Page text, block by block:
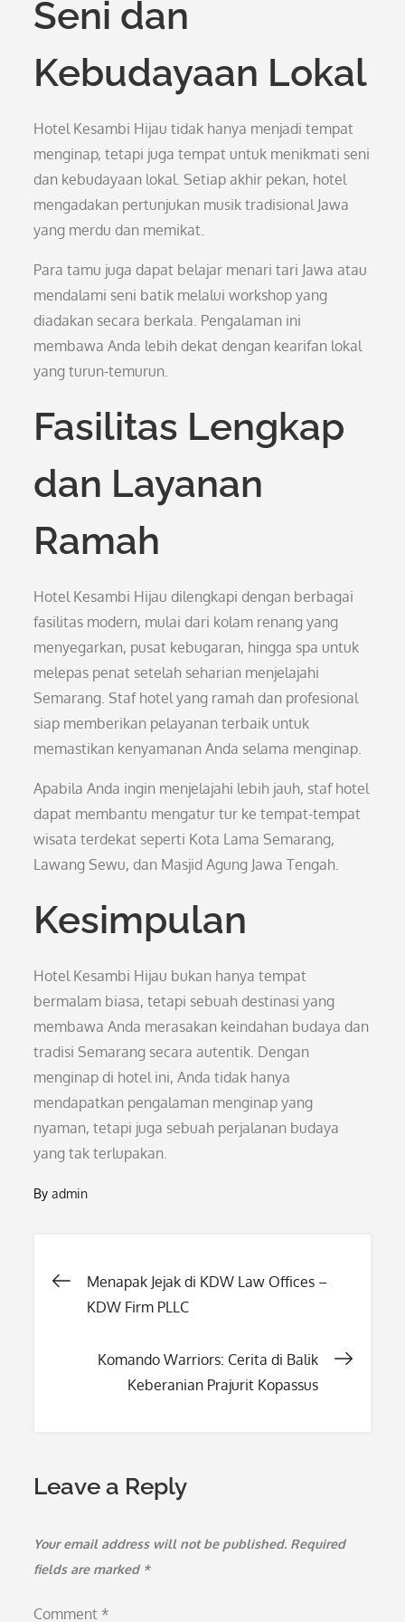
Seni dan
Kebudayaan Lokal
Hotel Kesambi Hijau tidak hanya menjadi tempat
menginap, tetapi juga tempat untuk menikmati seni
dan kebudayaan lokal. Setiap akhir pekan, hotel
mengadakan pertunjukan musik tradisional Jawa
yang merdu dan memikat.
Para tamu juga dapat belajar menari tari Jawa atau
mendalami seni batik melalui workshop yang
diadakan secara berkala. Pengalaman ini
membawa Anda lebih dekat dengan kearifan lokal
yang turun-temurun.
Fasilitas Lengkap
dan Layanan
Ramah
Hotel Kesambi Hijau dilengkapi dengan berbagai
fasilitas modern, mulai dari kolam renang yang
menyegarkan, pusat kebugaran, hingga spa untuk
melepas penat setelah seharian menjelajahi
Semarang. Staf hotel yang ramah dan profesional
siap memberikan pelayanan terbaik untuk
memastikan kenyamanan Anda selama menginap.
Apabila Anda ingin menjelajahi lebih jauh, staf hotel
dapat membantu mengatur tur ke tempat-tempat
wisata terdekat seperti Kota Lama Semarang,
Lawang Sewu, dan Masjid Agung Jawa Tengah.
Kesimpulan
Hotel Kesambi Hijau bukan hanya tempat
bermalam biasa, tetapi sebuah destinasi yang
membawa Anda merasakan keindahan budaya dan
tradisi Semarang secara autentik. Dengan
menginap di hotel ini, Anda tidak hanya
mendapatkan pengalaman menginap yang
nyaman, tetapi juga sebuah perjalanan budaya
yang tak terlupakan.
Byadmin
Post
Menapak Jejak di KDW Law Offices –
KDW Firm PLLC
Komando Warriors: Cerita di Balik
Keberanian Prajurit Kopassus
Leave a Reply
Your email address will not be published. Required
fields are marked *
Comment *